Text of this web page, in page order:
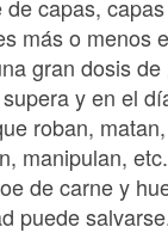
capas,
más o menos
gran dosis
y en el
roban,
manipulan,
de carne y
puede